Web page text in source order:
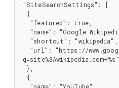
"SiteSearchSettings": [
q=site%3Awikipedia.com+%s"